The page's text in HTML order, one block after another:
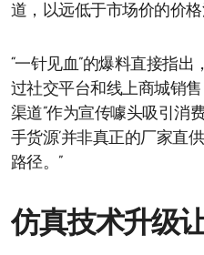
道，以远低于市场价的价格
“一针见血”的爆料直接指
过社交平台和线上商城销售
渠道”作为宣传噱头吸引消
手货源’并非真正的厂家直
路径。”
仿真技术升级